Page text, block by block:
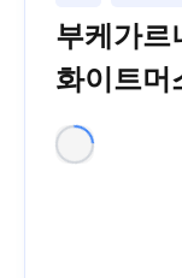
부케가르
화이트머